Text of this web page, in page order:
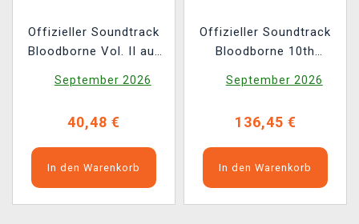
Offizieller Soundtrack
Bloodborne Vol. II auf
September 2026
40,48 €
In den Warenkorb
Offizieller Soundtrack
Bloodborne 10th
auf 3x LP
September 2026
136,45 €
In den Warenkorb